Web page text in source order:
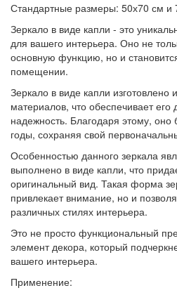
Стандартные размеры: 50х70 см и
Зеркало в виде капли - это
для вашего интерьера. Оно не
основную функцию, но и
помещении.
Зеркало в виде капли изготовлено
материалов, что обеспечивает его
надежность. Благодаря этому, оно
годы, сохраняя свой
Особенностью данного зеркала
выполнено в виде капли, что
оригинальный вид. Такая форма
привлекает внимание, но и
различных стилях интерьера.
Это не просто функциональный
элемент декора, который
вашего интерьера.
Применение: